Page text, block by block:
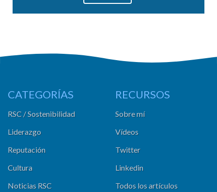
CATEGORÍAS
RSC / Sostenibilidad
Liderazgo
Reputación
Cultura
Noticias RSC
RECURSOS
Sobre mí
Vídeos
Twitter
Linkedin
Todos los artículos